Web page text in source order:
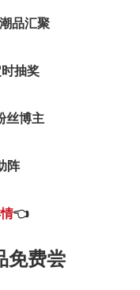
品汇聚
抽奖
丝博主
阵
👈
免费尝